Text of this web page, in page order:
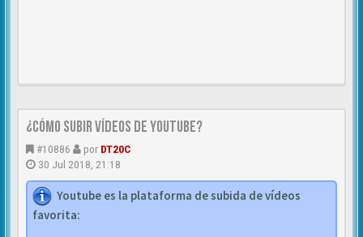
¿CÓMO SUBIR VÍDEOS DE YOUTUBE?
#10886 por DT20C
30 Jul 2018, 21:18
Youtube es la plataforma de subida de vídeos
favorita: